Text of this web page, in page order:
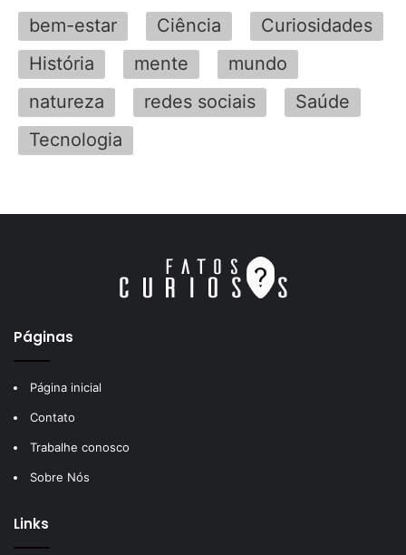
bem-estar Ciência
Curiosidades
História
mente
mundo
natureza
redes sociais
Saúde
Tecnologia
Páginas
Página inicial
Contato
Trabalhe conosco
Sobre Nós
Links